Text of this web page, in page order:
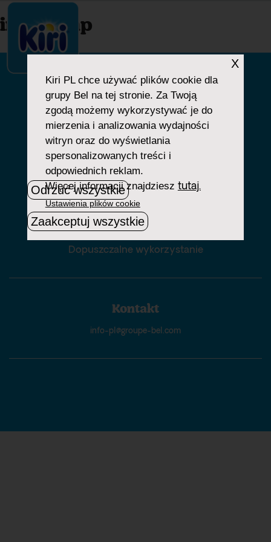
index.php
NASZA HISTORIA
NASZE PRODUKTY
NASZE ZOBOWIĄZANIA
NASZE PRZEPISY
Polityka prywatności naszej firmy
Dopuszczalne wykorzystanie
Kontakt
info-pl@groupe-bel.com
X
Kiri PLchce używać plików cookie dla
grupy Bel na tej stronie. Za Twoją
zgodą możemy wykorzystywać je do
mierzenia i analizowania wydajności
witryn oraz do wyświetlania
spersonalizowanych treści i
odpowiednich reklam.
Więcej informacji znajdziesz tutaj.
Ustawienia plików cookie
Odrzuć wszystkie
Zaakceptuj wszystkie